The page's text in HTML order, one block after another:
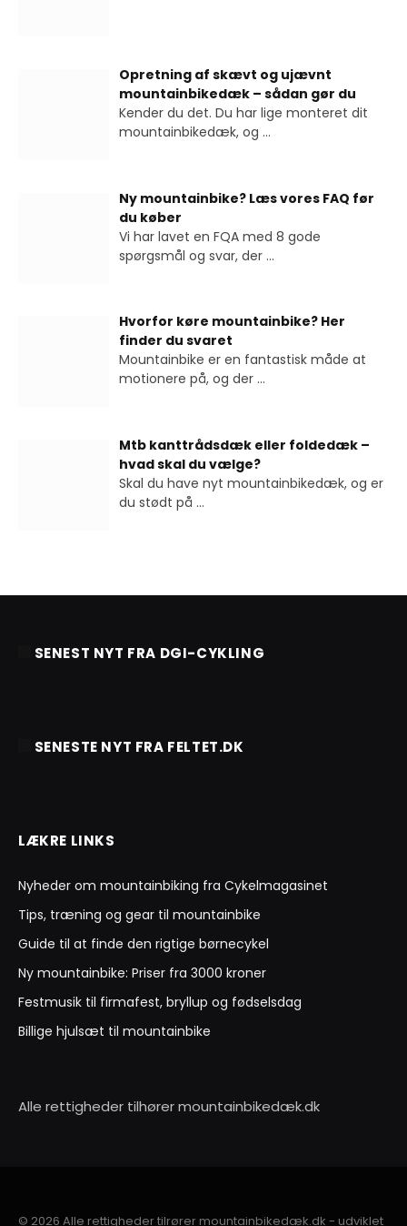
Opretning af skævt og ujævnt
mountainbikedæk – sådan gør du
Kender du det. Du har lige monteret dit
mountainbikedæk, og ...
Ny mountainbike? Læs vores FAQ før
du køber
Vi har lavet en FQA med 8 gode
spørgsmål og svar, der ...
Hvorfor køre mountainbike? Her
finder du svaret
Mountainbike er en fantastisk måde at
motionere på, og der ...
Mtb kanttrådsdæk eller foldedæk –
hvad skal du vælge?
Skal du have nyt mountainbikedæk, og er
du stødt på ...
SENEST NYT FRA DGI-CYKLING
SENESTE NYT FRA FELTET.DK
LÆKRE LINKS
Nyheder om mountainbiking fra Cykelmagasinet
Tips, træning og gear til mountainbike
Guide til at finde den rigtige børnecykel
Ny mountainbike: Priser fra 3000 kroner
Festmusik til firmafest, bryllup og fødselsdag
Billige hjulsæt til mountainbike
Alle rettigheder tilhører mountainbikedæk.dk
© 2026 Alle rettigheder tilrører mountainbikedæk.dk - udviklet